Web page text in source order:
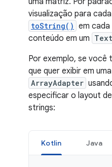
visualização para
toString() em
conteúdo em um
Por exemplo, se você
que quer exibir em uma
ArrayAdapter
especificar o layout
strings:
Kotlin Java